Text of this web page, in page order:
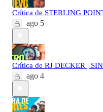
Crítica de STERLING
ago 5
Crítica de RJ DECKER |
ago 4